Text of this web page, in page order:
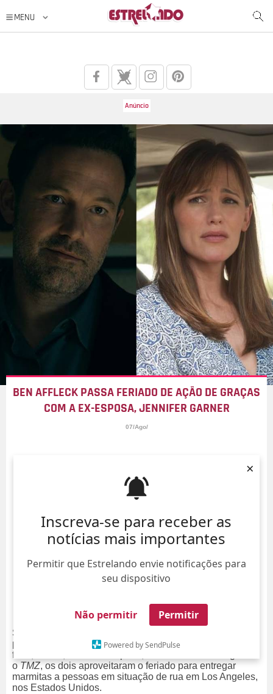
Inscreva-se para receber as
notícias mais importantes
Permitir que Estrelando envie notificações para
seu dispositivo
Não permitir Permitir
Powered by SendPulse
×
BEN AFFLECK PASSA FERIADO DE AÇÃO DE GRAÇAS
COM A EX-ESPOSA, JENNIFER GARNER
07/Ago/
Separado de Jennifer Lopez, Ben Affleck foi visto
passando o feriado de Ação de Graças, na última quinta-
feira, dia 28, com a ex-esposa, Jennifer Garner. Segundo
o TMZ, os dois aproveitaram o feriado para entregar
marmitas a pessoas em situação de rua em Los Angeles,
nos Estados Unidos.